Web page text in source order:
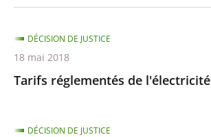
après
avant
Tarifs réglementés de l'électricité
DÉCISION DE JUSTICE
18 mai 2018
DÉCISION DE JUSTICE